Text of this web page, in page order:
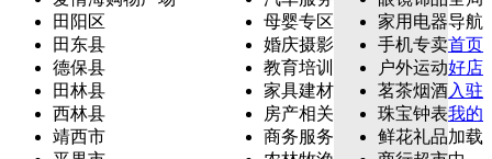
田阳区
田东县
德保县
田林县
西林县
靖西市
母婴专区
婚庆摄影
教育培训
家具建材
房产相关
商务服务
家用电器
手机专卖
户外运动
茗茶烟酒
珠宝钟表
鲜花礼品
导航
首页
好店
入驻
我的
加载